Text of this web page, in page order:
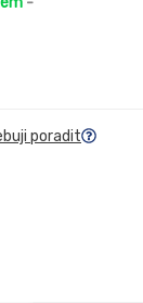
poradit